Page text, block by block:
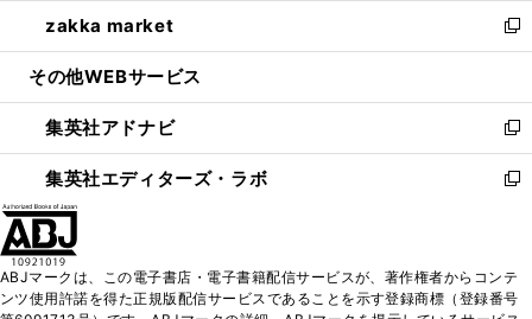
く
で
開
ド
ウ
開
く
ィ
ン
ウ
で
開
く
し
い
ウ
ン
ド
ウ
で
zakka market
新
し
ウ
ィ
ン
ド
く
その他WEBサービス
集英社アドナビ
新
し
い
ド
ウ
集英社エディターズ・ラボ
新
ィ
ン
ABJマークは、この電子書店・電子書籍配信サービスが、著作権者からコンテ
ンツ使用許諾を得た正規版配信サービスであることを示す登録商標（登録番号